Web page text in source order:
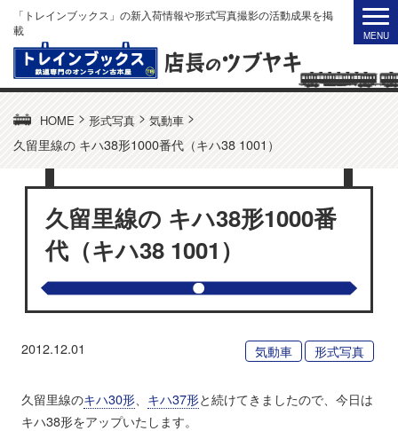
「トレインブックス」の新入荷情報や形式写真撮影の活動成果を掲
載
HOME > 形式写真 > 気動車 >
久留里線の キハ38形1000番代（キハ38 1001）
久留里線の キハ38形1000番
代（キハ38 1001）
2012.12.01 気動車 形式写真
久留里線のキハ30形、 キハ37形と続けてきましたので、今日は
キハ38形をアップいたします。